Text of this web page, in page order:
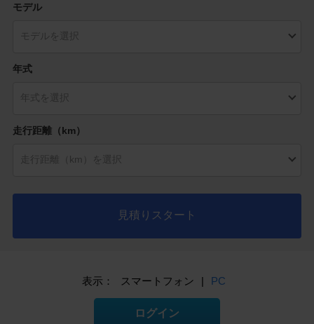
モデル
年式
走行距離（km）
見積りスタート
表示： スマートフォン | PC
ログイン